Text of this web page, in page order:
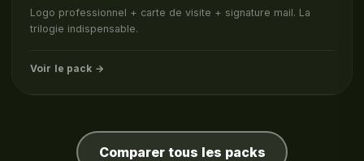
Logo professionnel + carte de visite + signature mail. La
trilogie indispensable.
Voir le pack →
Comparer tous les packs